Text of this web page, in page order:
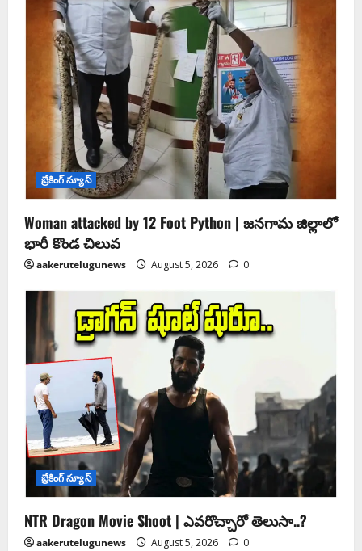
బ్రేకింగ్ న్యూస్
Woman attacked by 12 Foot Python | జనగామ జిల్లాలో
భారీ కొండ చిలువ
aakerutelugunews August 5, 2026 0
బ్రేకింగ్ న్యూస్
NTR Dragon Movie Shoot | ఎవరొచ్చారో తెలుసా..?
aakerutelugunews August 5, 2026 0